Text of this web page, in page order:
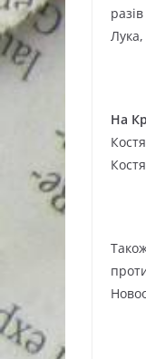
Лука,
На